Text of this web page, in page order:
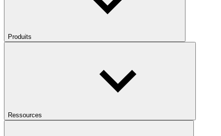
Produits
Ressources